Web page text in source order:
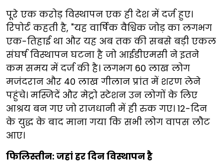
पूरे एक करोड़ विस्थापन एक ही देश में दर्ज हुए।
रिपोर्ट कहती है, "यह वार्षिक वैश्विक जोड़ का लगभग
एक-तिहाई था और यह अब तक की सबसे बड़ी एकल
संघर्ष विस्थापन घटना है जो आईडीएमसी ने इतने
कम समय में दर्ज की है। लगभग 60 लाख लोग
मजंदरान और 40 लाख गीलान प्रांत में शरण लेने
पहुंचे। मस्जिदें और मेट्रो स्टेशन उन लोगों के लिए
आश्रय बन गए जो राजधानी में ही रुक गए। 12-दिन
के युद्ध के बाद माना गया कि सभी लोग वापस लौट
आए।
फिलिस्तीन: जहां हर दिन विस्थापन है